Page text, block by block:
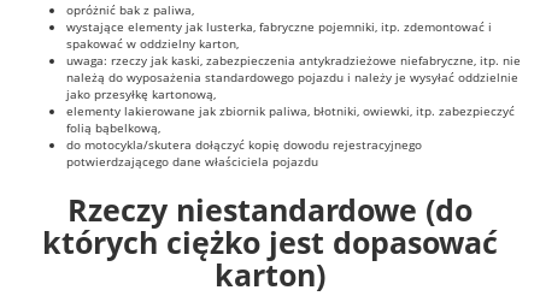
opróżnić bak z paliwa,
wystające elementy jak lusterka, fabryczne pojemniki, itp. zdemontować i
spakować w oddzielny karton,
uwaga: rzeczy jak kaski, zabezpieczenia antykradzieżowe niefabryczne, itp. nie
należą do wyposażenia standardowego pojazdu i należy je wysyłać oddzielnie
jako przesyłkę kartonową,
elementy lakierowane jak zbiornik paliwa, błotniki, owiewki, itp. zabezpieczyć
folią bąbelkową,
do motocykla/skutera dołączyć kopię dowodu rejestracyjnego
potwierdzającego dane właściciela pojazdu
Rzeczy niestandardowe (do
których ciężko jest dopasować
karton)